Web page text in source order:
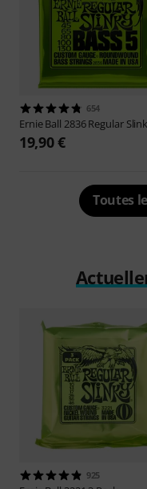
654
Ernie Ball 2836 Regular
19,90 €
Toutes
925